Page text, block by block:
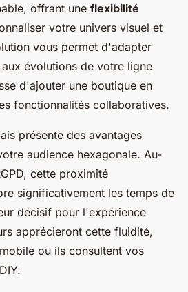
offrant une flexibilité
votre univers visuel et
vous permet d'adapter
évolutions de votre ligne
d'ajouter une boutique en
fonctionnalités collaboratives.
présente des avantages
audience hexagonale. Au-
cette proximité
significativement les temps de
décisif pour l'expérience
apprécieront cette fluidité,
où ils consultent vos